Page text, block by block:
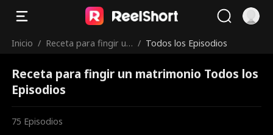
Inicio / Receta para fingir un
/ Todos los Episodios
Receta para fingir un matrimonio Todos los
Episodios
75 Episodios